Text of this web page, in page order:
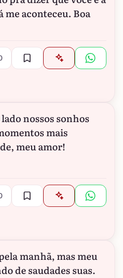
me aconteceu. Boa
nossos sonhos
mais
meu amor!
manhã, mas meu
de saudades suas.